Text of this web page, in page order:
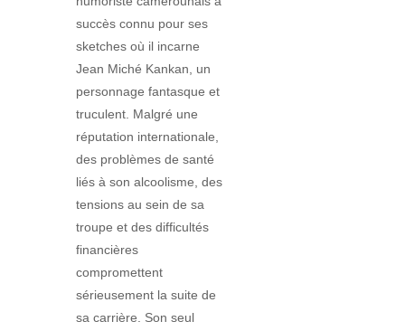
succès connu pour ses
sketches où il incarne
Jean Miché Kankan, un
personnage fantasque et
truculent. Malgré une
réputation internationale,
des problèmes de santé
liés à son alcoolisme, des
tensions au sein de sa
troupe et des difficultés
financières
compromettent
sérieusement la suite de
sa carrière. Son seul